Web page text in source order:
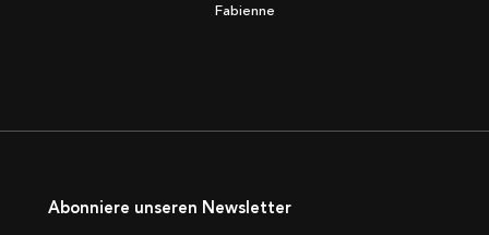
Fabienne
Abonniere unseren Newsletter